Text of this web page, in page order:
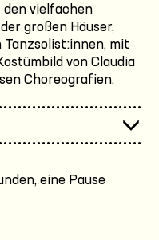
vielfachen
großen Häuser,
mit
von Claudia
Choreografien.
eine Pause